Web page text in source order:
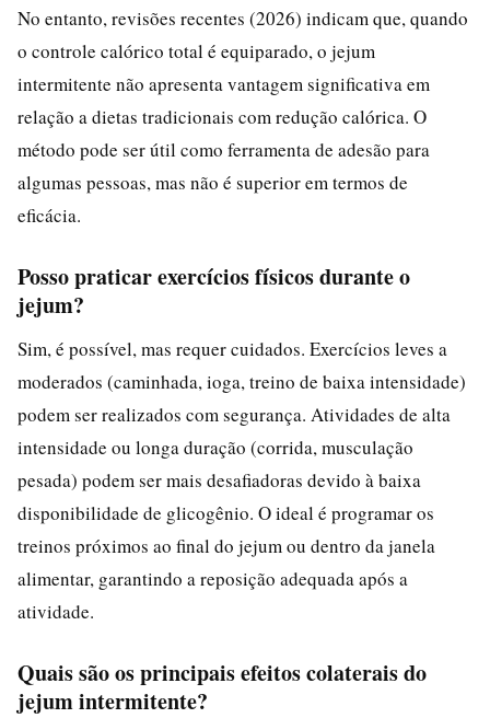
No entanto, revisões recentes (2026) indicam que, quando
o controle calórico total é equiparado, o jejum
intermitente não apresenta vantagem significativa em
relação a dietas tradicionais com redução calórica. O
método pode ser útil como ferramenta de adesão para
algumas pessoas, mas não é superior em termos de
eficácia.
Posso praticar exercícios físicos durante o
jejum?
Sim, é possível, mas requer cuidados. Exercícios leves a
moderados (caminhada, ioga, treino de baixa intensidade)
podem ser realizados com segurança. Atividades de alta
intensidade ou longa duração (corrida, musculação
pesada) podem ser mais desafiadoras devido à baixa
disponibilidade de glicogênio. O ideal é programar os
treinos próximos ao final do jejum ou dentro da janela
alimentar, garantindo a reposição adequada após a
atividade.
Quais são os principais efeitos colaterais do
jejum intermitente?